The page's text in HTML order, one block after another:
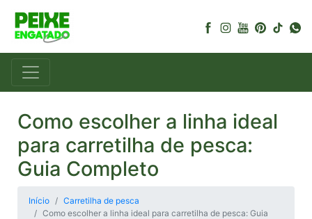
Como escolher a linha ideal
para carretilha de pesca:
Guia Completo
Início
Carretilha de pesca
Como escolher a linha ideal para carretilha de pesca: Guia